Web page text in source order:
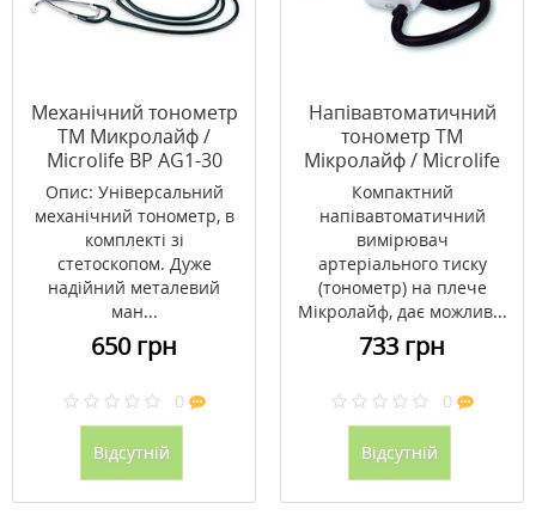
Механічний тонометр
ТМ Микролайф /
Microlife ВР AG1-30
Опис: Універсальний
механічний тонометр, в
комплекті зі
стетоскопом. Дуже
надійний металевий
ман...
650 грн
0
Відсутній
Напівавтоматичний
тонометр ТМ
Мікролайф / Microlife
BP A 50
Компактний
напівавтоматичний
вимірювач
артеріального тиску
(тонометр) на плече
Мікролайф, дає можлив...
733 грн
0
Відсутній